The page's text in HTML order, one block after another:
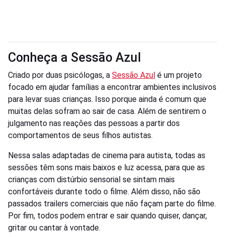
Conheça a Sessão Azul
Criado por duas psicólogas, a Sessão Azul é um projeto
focado em ajudar famílias a encontrar ambientes inclusivos
para levar suas crianças. Isso porque ainda é comum que
muitas delas sofram ao sair de casa. Além de sentirem o
julgamento nas reações das pessoas a partir dos
comportamentos de seus filhos autistas.
Nessa salas adaptadas de cinema para autista, todas as
sessões têm sons mais baixos e luz acessa, para que as
crianças com distúrbio sensorial se sintam mais
confortáveis durante todo o filme. Além disso, não são
passados trailers comerciais que não façam parte do filme.
Por fim, todos podem entrar e sair quando quiser, dançar,
gritar ou cantar à vontade.